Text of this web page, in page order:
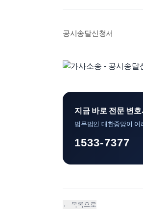
공시송달신청서
지금 바로 전문 변
법무법인 대한중앙이
1533-7377
← 목록으로